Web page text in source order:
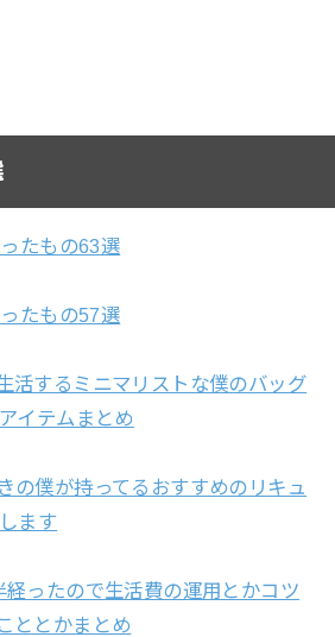
たもの63選
たもの57選
活するミニマリストな僕のバッグ
イテムまとめ
の僕が持ってるおすすめのリキュ
ます
経ったので生活費の運用とかコツ
ととかまとめ